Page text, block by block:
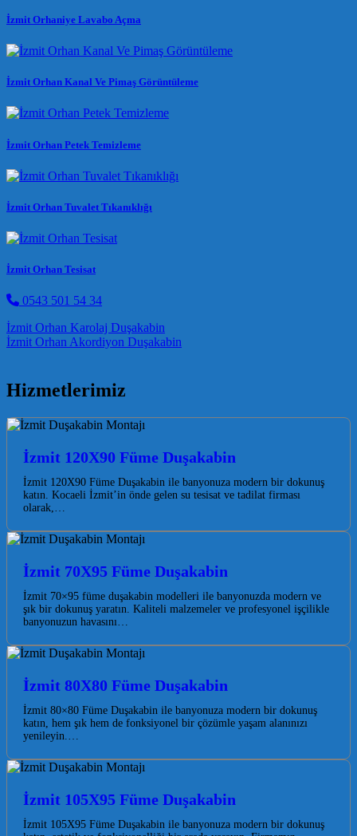
İzmit Orhaniye Lavabo Açma
İzmit Orhan Kanal Ve Pimaş Görüntüleme
İzmit Orhan Petek Temizleme
İzmit Orhan Tuvalet Tıkanıklığı
İzmit Orhan Tesisat
0543 501 54 34
Post navigation
İzmit Orhan Karolaj Duşakabin
İzmit Orhan Akordiyon Duşakabin
Hizmetlerimiz
İzmit 120X90 Füme Duşakabin
İzmit 120X90 Füme Duşakabin ile banyonuza modern bir dokunuş
katın. Kocaeli İzmit’in önde gelen su tesisat ve tadilat firması
olarak,…
İzmit 70X95 Füme Duşakabin
İzmit 70×95 füme duşakabin modelleri ile banyonuzda modern ve
şık bir dokunuş yaratın. Kaliteli malzemeler ve profesyonel işçilikle
banyonuzun havasını…
İzmit 80X80 Füme Duşakabin
İzmit 80×80 Füme Duşakabin ile banyonuza modern bir dokunuş
katın, hem şık hem de fonksiyonel bir çözümle yaşam alanınızı
yenileyin.…
İzmit 105X95 Füme Duşakabin
İzmit 105X95 Füme Duşakabin ile banyonuza modern bir dokunuş